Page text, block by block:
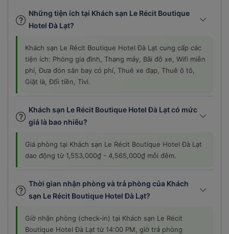
Những tiện ích tại Khách sạn Le Récit Boutique
Hotel Đà Lạt?
Khách sạn Le Récit Boutique Hotel Đà Lạt cung cấp các
tiện ích: Phòng gia đình, Thang máy, Bãi đỗ xe, Wifi miễn
phí, Đưa đón sân bay có phí, Thuê xe đạp, Thuê ô tô,
Giặt là, Đổi tiền, Tivi.
Khách sạn Le Récit Boutique Hotel Đà Lạt có mức
giá là bao nhiêu?
Giá phòng tại Khách sạn Le Récit Boutique Hotel Đà Lạt
dao động từ 1,553,000₫ - 4,565,000₫ mỗi đêm.
Thời gian nhận phòng và trả phòng của Khách
sạn Le Récit Boutique Hotel Đà Lạt?
Giờ nhận phòng (check-in) tại Khách sạn Le Récit
Boutique Hotel Đà Lạt từ 14:00 PM, giờ trả phòng